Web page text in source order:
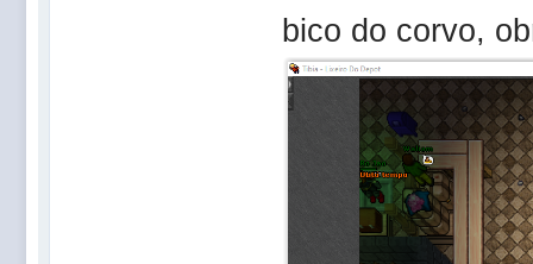
bico do corvo,